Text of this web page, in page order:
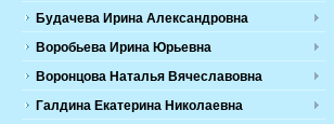
Будачева Ирина Александровна
Воробьева Ирина Юрьевна
Воронцова Наталья Вячеславовна
Галдина Екатерина Николаевна